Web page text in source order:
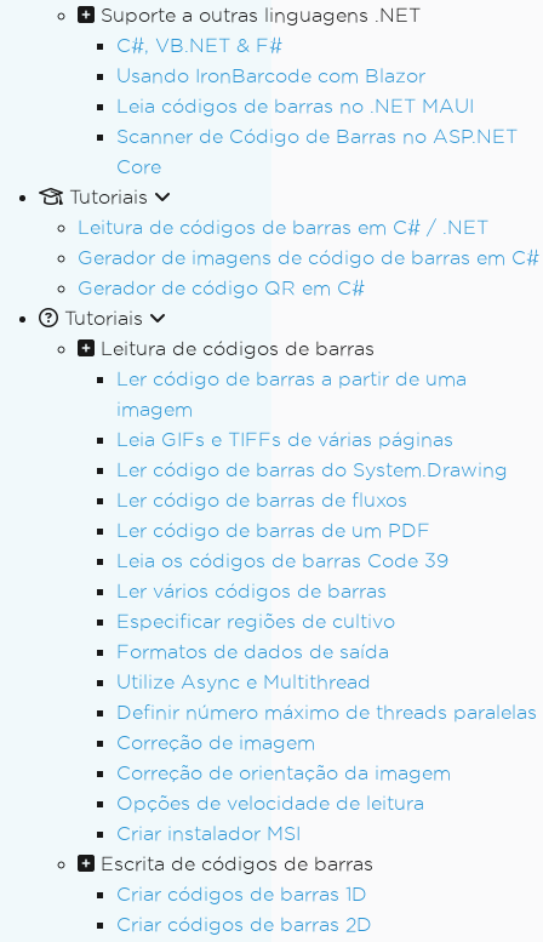
Suporte a outras linguagens .NET
C#, VB.NET & F#
Usando IronBarcode com Blazor
Leia códigos de barras no .NET MAUI
Scanner de Código de Barras no ASP.NET
Core
Tutoriais
Leitura de códigos de barras em C# / .NET
Gerador de imagens de código de barras em C#
Gerador de código QR em C#
Tutoriais
Leitura de códigos de barras
Ler código de barras a partir de uma
imagem
Leia GIFs e TIFFs de várias páginas
Ler código de barras do System.Drawing
Ler código de barras de fluxos
Ler código de barras de um PDF
Leia os códigos de barras Code 39
Ler vários códigos de barras
Especificar regiões de cultivo
Formatos de dados de saída
Utilize Async e Multithread
Definir número máximo de threads paralelas
Correção de imagem
Correção de orientação da imagem
Opções de velocidade de leitura
Criar instalador MSI
Escrita de códigos de barras
Criar códigos de barras 1D
Criar códigos de barras 2D